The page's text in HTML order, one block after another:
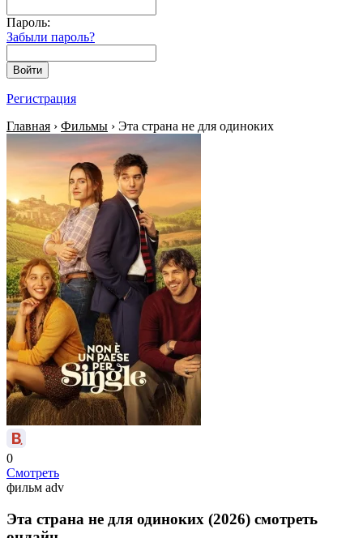
Пароль:
Забыли пароль?
Войти
Регистрация
Главная › Фильмы › Эта страна не для одиноких
0
Смотреть
фильм adv
Эта страна не для одиноких (2026) смотреть